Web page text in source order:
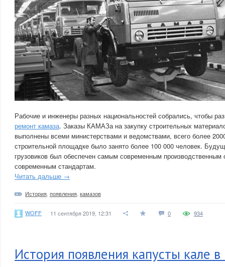
Рабочие и инженеры разных национальностей собрались, чтобы
ремонт камаза. Заказы КАМАЗа на закупку строительных
выполнены всеми министерствами и ведомствами, всего более
строительной площадке было занято более 100 000 человек.
грузовиков был обеспечен самым современным производственным
современным стандартам.
Читать дальше →
История появления камазов
WOFF 11 сентября 2019, 12:31 0 934
История появления капусты кале в